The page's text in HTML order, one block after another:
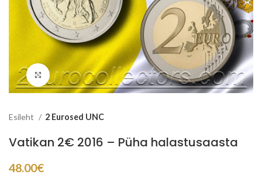
Suurenda
Esileht 2 Eurosed UNC
Vatikan 2€ 2016 – Püha halastusaasta
48.00€